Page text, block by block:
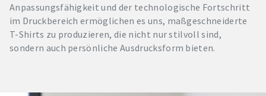
Anpassungsfähigkeit und der technologische Fortschritt
im Druckbereich ermöglichen es uns, maßgeschneiderte
T-Shirts zu produzieren, die nicht nur stilvoll sind,
sondern auch persönliche Ausdrucksform bieten.